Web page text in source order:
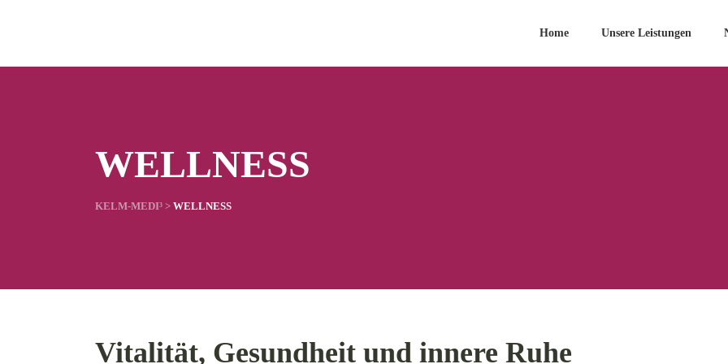
Home Unsere Leistungen
WELLNESS
KELM-MEDI³ > WELLNESS
Vitalität, Gesundheit und innere Ruhe